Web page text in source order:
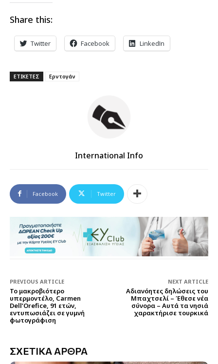
Share this:
Twitter Facebook LinkedIn
ΕΤΙΚΕΤΕΣ Ερντογάν
International Info
Facebook Twitter
PREVIOUS ARTICLE
Το μακροβιότερο
υπερμοντέλο, Carmen
Dell’Orefice, 91 ετών,
εντυπωσιάζει σε γυμνή
φωτογράφιση
NEXT ARTICLE
Αδιανόητες δηλώσεις του
Μπαχτσελί – Έθεσε νέα
σύνορα – Αυτά τα νησιά
χαρακτήρισε τουρκικά
ΣΧΕΤΙΚΑ ΑΡΘΡΑ